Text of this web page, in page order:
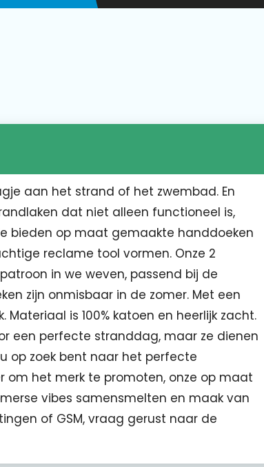
aan het strand of het zwembad. En
dat niet alleen functioneel is,
bieden op maat gemaakte handdoeken
reclame tool vormen. Onze 2
in we weven, passend bij de
zijn onmisbaar in de zomer. Met een
is 100% katoen en heerlijk zacht.
een perfecte stranddag, maar ze dienen
op zoek bent naar het perfecte
om het merk te promoten, onze op maat
vibes samensmelten en maak van
of GSM, vraag gerust naar de